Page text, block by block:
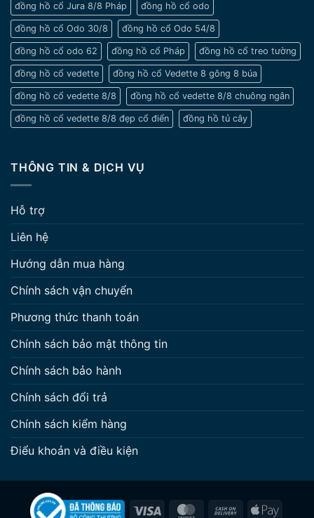
đồng hồ cổ Jura 8/8 Pháp đồng hồ cổ odo
đồng hồ cổ Odo 30/8 đồng hồ cổ Odo 54/8
đồng hồ cổ odo 62 đồng hồ cổ Pháp đồng hồ cổ treo tường
đồng hồ cổ vedette đồng hồ cổ Vedette 8 gông 8 búa
đồng hồ cổ vedette 8/8 đồng hồ cổ vedette 8/8 chuông ngân
đồng hồ cổ vedette 8/8 đẹp cổ điển đồng hồ tủ cây
THÔNG TIN & DỊCH VỤ
Hỗ trợ
Liên hệ
Hướng dẫn mua hàng
Chính sách vận chuyển
Phương thức thanh toán
Chính sách bảo mật thông tin
Chính sách bảo hành
Chính sách đổi trả
Chính sách kiểm hàng
Điểu khoản và điều kiện
Visa MasterCardCash Apple